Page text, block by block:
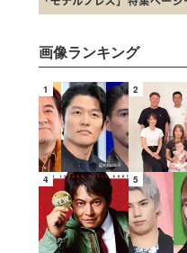
画像ランキング
1 2
4 5